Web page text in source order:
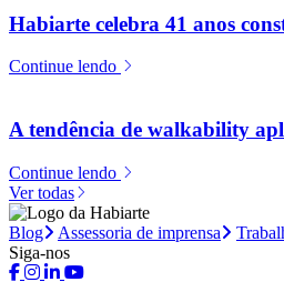
Habiarte celebra 41 anos
Continue lendo
A tendência de walkability
Continue lendo
Ver todas
Blog Assessoria de imprensa
Siga-nos